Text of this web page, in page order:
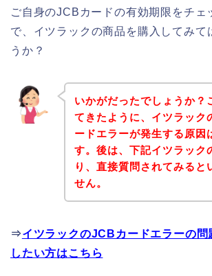
ご自身のJCBカードの有効期限をチェ
で、イツラックの商品を購入してみて
うか？
いかがだったでしょうか？
てきたように、イツラック
ードエラーが発生する原因
す。後は、下記イツラック
り、直接質問されてみると
せん。
⇒イツラックのJCBカードエラーの問
したい方はこちら